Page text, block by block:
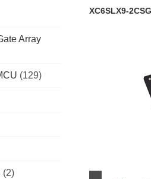
Array
(129)
(2)
XC6SLX9-